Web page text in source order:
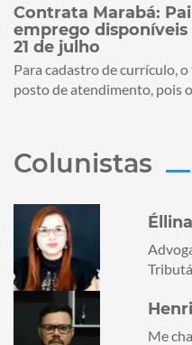
Contrata Marabá:
emprego
21 de julho
Para cadastro de currículo,
posto de atendimento, pois
Colunistas
Me